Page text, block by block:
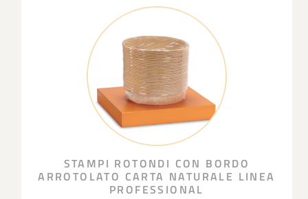
STAMPI ROTONDI CON BORDO
ARROTOLATO CARTA NATURALE LINEA
PROFESSIONAL